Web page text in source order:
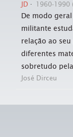
JD 1960-1990
De modo
militante
relação ao
diferentes
sobretudo pela
José Dirceu